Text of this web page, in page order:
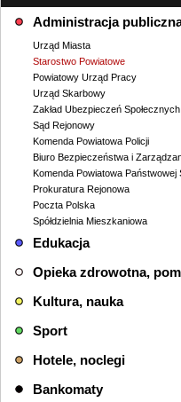
Administracja
Urząd Miasta
Starostwo Powiatowe
Powiatowy Urząd Pracy
Urząd Skarbowy
Zakład Ubezpieczeń Społecznych
Sąd Rejonowy
Komenda Powiatowa Policji
Biuro Bezpieczeństwa i
Komenda Powiatowa Państwowej
Prokuratura Rejonowa
Poczta Polska
Spółdzielnia Mieszkaniowa
Edukacja
Opieka zdrowotna,
Kultura, nauka
Sport
Hotele, noclegi
Bankomaty